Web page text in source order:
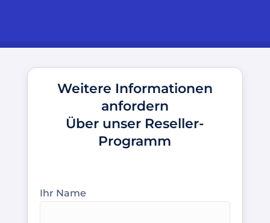
Weitere Informationen
anfordern
Über unser Reseller-
Programm
Ihr Name